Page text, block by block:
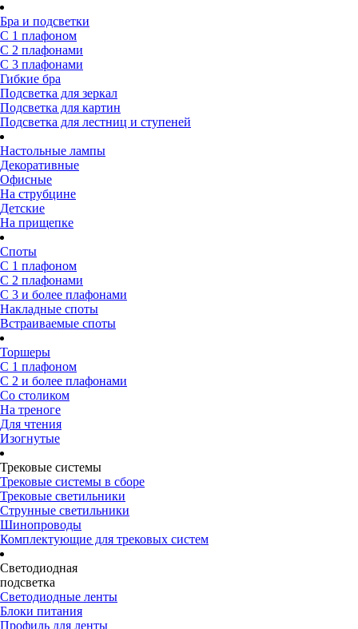
Бра и подсветки
С 1 плафоном
С 2 плафонами
С 3 плафонами
Гибкие бра
Подсветка для зеркал
Подсветка для картин
Подсветка для лестниц и ступеней
Настольные лампы
Декоративные
Офисные
На струбцине
Детские
На прищепке
Споты
С 1 плафоном
С 2 плафонами
С 3 и более плафонами
Накладные споты
Встраиваемые споты
Торшеры
С 1 плафоном
С 2 и более плафонами
Со столиком
На треноге
Для чтения
Изогнутые
Трековые системы
Трековые системы в сборе
Трековые светильники
Струнные светильники
Шинопроводы
Комплектующие для трековых систем
Светодиодная
подсветка
Светодиодные ленты
Блоки питания
Профиль для ленты